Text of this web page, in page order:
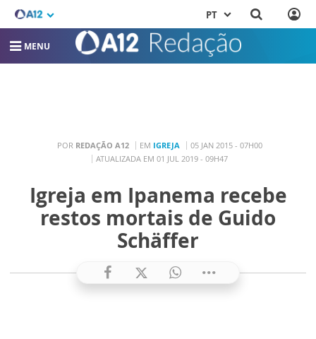
PT
MENU
POR REDAÇÃO A12 EM IGREJA
05 JAN 2015 - 07H00
ATUALIZADA EM 01 JUL 2019 - 09H47
Igreja em Ipanema recebe
restos mortais de Guido
Schäffer